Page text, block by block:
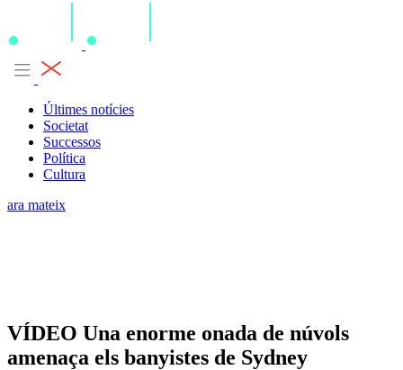
Últimes notícies
Societat
Successos
Política
Cultura
ara mateix
VÍDEO Una enorme onada de núvols
amenaça els banyistes de Sydney